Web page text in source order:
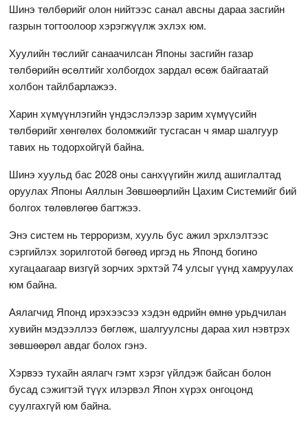
Шинэ төлбөрийг олон нийтээс санал авсны дараа засгийн
газрын тогтоолоор хэрэгжүүлж эхлэх юм.
Хуулийн төслийг санаачилсан Японы засгийн газар
төлбөрийн өсөлтийг холбогдох зардал өсөж байгаатай
холбон тайлбарлажээ.
Харин хүмүүнлэгийн үндэслэлээр зарим хүмүүсийн
төлбөрийг хөнгөлөх боломжийг тусгасан ч ямар шалгуур
тавих нь тодорхойгүй байна.
Шинэ хуульд бас 2028 оны санхүүгийн жилд ашиглалтад
оруулах Японы Аяллын Зөвшөөрлийн Цахим Системийг бий
болгох төлөвлөгөө багтжээ.
Энэ систем нь терроризм, хууль бус ажил эрхлэлтээс
сэргийлэх зорилготой бөгөөд иргэд нь Японд богино
хугацаагаар визгүй зорчих эрхтэй 74 улсыг үүнд хамруулах
юм байна.
Аялагчид Японд ирэхээсээ хэдэн өдрийн өмнө урьдчилан
хувийн мэдээллээ бөглөж, шалгуулсны дараа хил нэвтрэх
зөвшөөрөл авдаг болох гэнэ.
Хэрвээ тухайн аялагч гэмт хэрэг үйлдэж байсан болон
бусад сэжигтэй түүх илэрвэл Япон хүрэх онгоцонд
суулгахгүй юм байна.